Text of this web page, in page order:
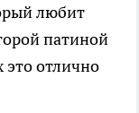
любит
патиной
это отлично